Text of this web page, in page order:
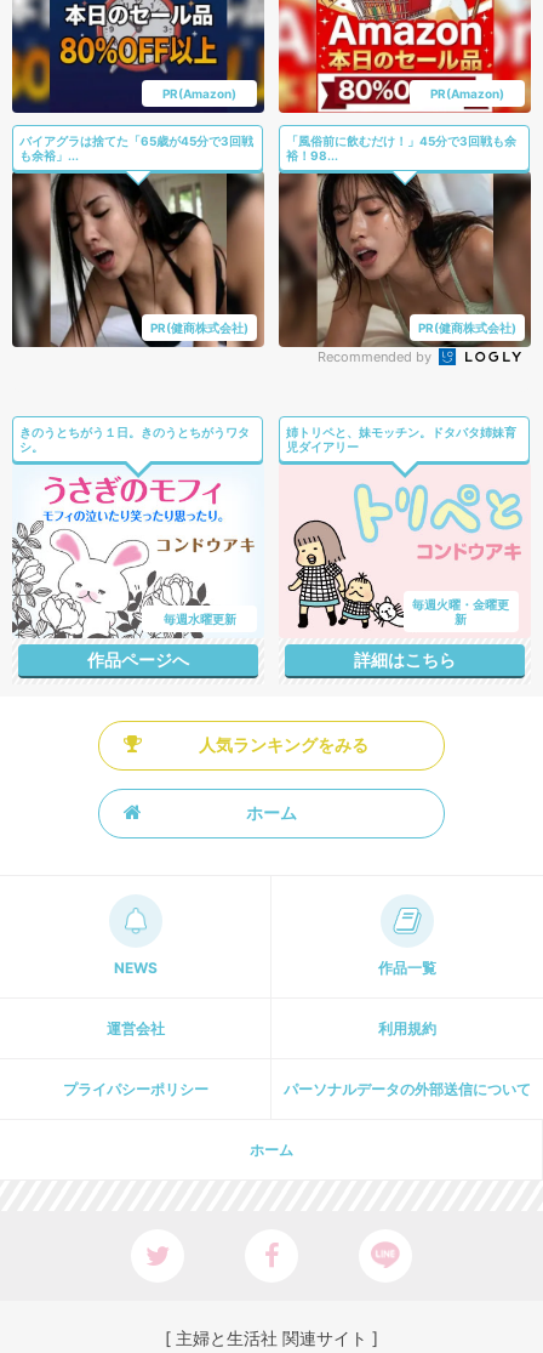
PR(Amazon) PR(Amazon)
バイアグラは捨てた「65歳が45分で3回戦
も余裕」...
PR(健商株式会社)
「風俗前に飲むだけ！」45分で3回戦も余
裕！98...
PR(健商株式会社)
Recommended by
きのうとちがう１日。きのうとちがうワタ
シ。
毎週水曜更新
作品ページへ
姉トリペと、妹モッチン。ドタバタ姉妹育
児ダイアリー
毎週火曜・金曜更
新
詳細はこちら
人気ランキングをみる
ホーム
NEWS 作品一覧
運営会社 利用規約
プライパシーポリシー パーソナルデータの外部送信について
ホーム
[ 主婦と生活社 関連サイト ]